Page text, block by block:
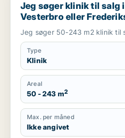
Jeg søger klinik til salg
Vesterbro eller
Jeg søger 50-243 m2 klinik til
Type
Klinik
Areal
50 - 243 m2
Max. per måned
Ikke angivet